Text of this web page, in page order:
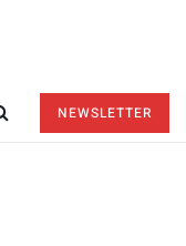
NEWSLETTER